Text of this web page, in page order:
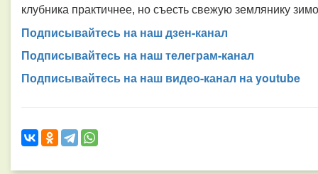
клубника практичнее, но съесть свежую землянику
Подписывайтесь на наш дзен-канал
Подписывайтесь на наш телеграм-канал
Подписывайтесь на наш видео-канал на youtube